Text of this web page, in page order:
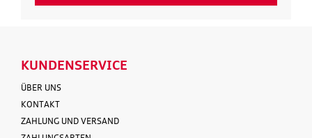
KUNDENSERVICE
ÜBER UNS
KONTAKT
ZAHLUNG UND VERSAND